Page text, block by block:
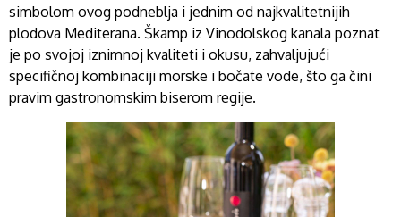
simbolom ovog podneblja i jednim od najkvalitetnijih
plodova Mediterana. Škamp iz Vinodolskog kanala poznat
je po svojoj iznimnoj kvaliteti i okusu, zahvaljujući
specifičnoj kombinaciji morske i bočate vode, što ga čini
pravim gastronomskim biserom regije.